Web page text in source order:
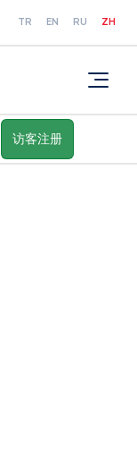
TR EN RU ZH
访客注册